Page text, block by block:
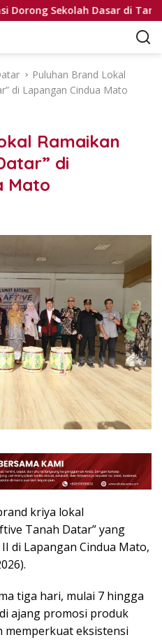
Sekolah Dasar di Tanah
Puluhan Brand Lokal
di Lapangan Cindua Mato
Ramaikan
di
Mato
kriya lokal
Tanah Datar” yang
di Lapangan Cindua Mato,
tiga hari, mulai 7 hingga
ajang promosi produk
memperkuat eksistensi